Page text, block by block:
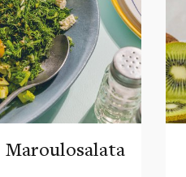
Maroulosalata